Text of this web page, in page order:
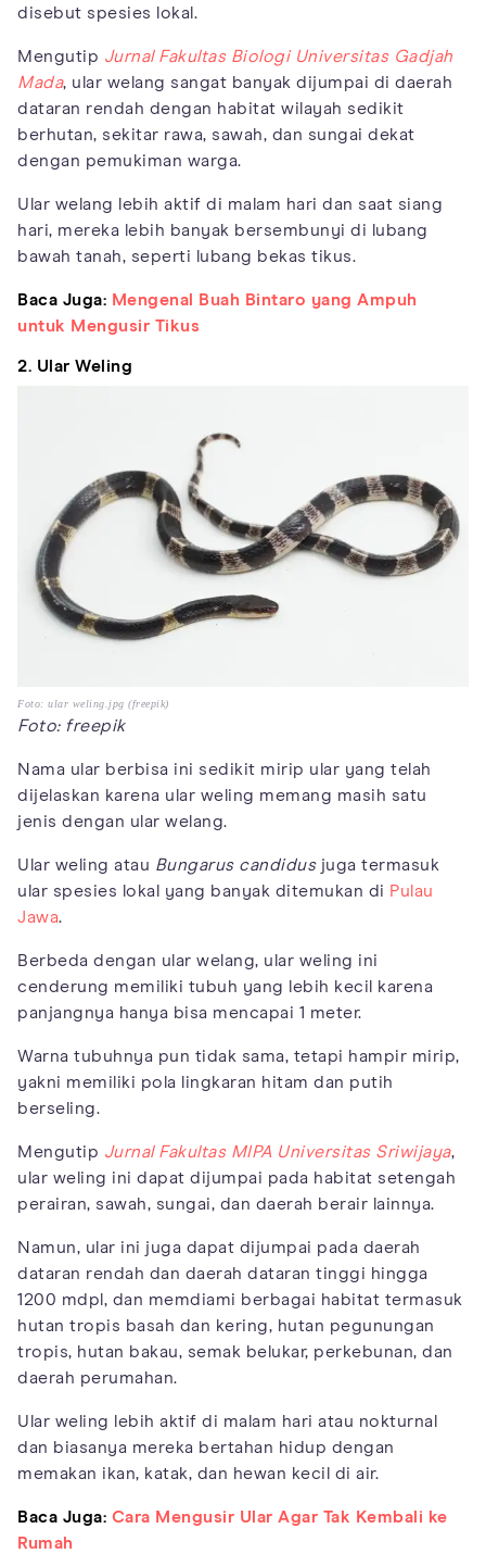
disebut spesies lokal.
Mengutip Jurnal Fakultas Biologi Universitas Gadjah
Mada, ular welang sangat banyak dijumpai di daerah
dataran rendah dengan habitat wilayah sedikit
berhutan, sekitar rawa, sawah, dan sungai dekat
dengan pemukiman warga.
Ular welang lebih aktif di malam hari dan saat siang
hari, mereka lebih banyak bersembunyi di lubang
bawah tanah, seperti lubang bekas tikus.
Baca Juga: Mengenal Buah Bintaro yang Ampuh
untuk Mengusir Tikus
2. Ular Weling
Foto: ular weling.jpg (freepik)
Foto: freepik
Nama ular berbisa ini sedikit mirip ular yang telah
dijelaskan karena ular weling memang masih satu
jenis dengan ular welang.
Ular weling atau Bungarus candidusjuga termasuk
ular spesies lokal yang banyak ditemukan di Pulau
Jawa.
Berbeda dengan ular welang, ular weling ini
cenderung memiliki tubuh yang lebih kecil karena
panjangnya hanya bisa mencapai 1 meter.
Warna tubuhnya pun tidak sama, tetapi hampir mirip,
yakni memiliki pola lingkaran hitam dan putih
berseling.
Mengutip Jurnal Fakultas MIPA Universitas Sriwijaya,
ular weling ini dapat dijumpai pada habitat setengah
perairan, sawah, sungai, dan daerah berair lainnya.
Namun, ular ini juga dapat dijumpai pada daerah
dataran rendah dan daerah dataran tinggi hingga
1200 mdpl, dan memdiami berbagai habitat termasuk
hutan tropis basah dan kering, hutan pegunungan
tropis, hutan bakau, semak belukar, perkebunan, dan
daerah perumahan.
Ular weling lebih aktif di malam hari atau nokturnal
dan biasanya mereka bertahan hidup dengan
memakan ikan, katak, dan hewan kecil di air.
Baca Juga: Cara Mengusir Ular Agar Tak Kembali ke
Rumah